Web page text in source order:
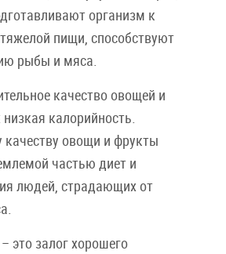
организм к
пищи, способствуют
рыбы и мяса.
качество овощей и
калорийность.
качеству овощи и фрукты
частью диет и
людей, страдающих от
это залог хорошего